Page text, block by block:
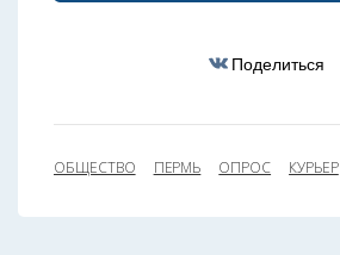
Поделиться
ОБЩЕСТВО ПЕРМЬ ОПРОС КУРЬЕР